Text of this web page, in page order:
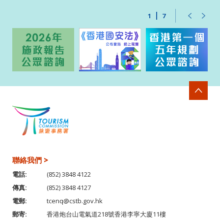
1 7
聯絡我們 >
電話:
(852) 3848 4122
傳真:
(852) 3848 4127
電郵:
tcenq@cstb.gov.hk
郵寄:
香港炮台山電氣道218號香港李寧大廈11樓